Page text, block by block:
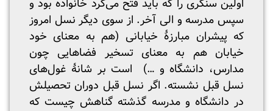
اولین سنگری را که باید فتح می‌کرد خانواده بود و
سپس مدرسه و الی آخر. از سوی دیگر نسل امروز
که پیشران مبارزۀ خیابانی (هم به معنای خود
خیابان هم به معنای تسخیر فضاهایی چون
مدارس، دانشگاه و …) است بر شانۀ غول‌های
نسل قبل نشسته. اگر نسل قبل دوران تحصیلش
در دانشگاه و مدرسه گذشته گناهش چیست که